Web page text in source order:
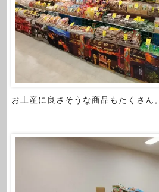
お土産に良さそうな商品もたくさん。